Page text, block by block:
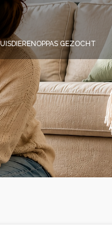
GEZOCHT